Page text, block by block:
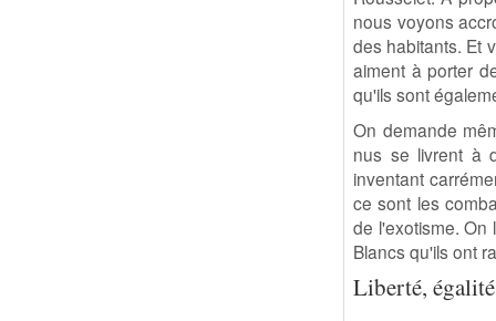
nous voyons
des habitants. Et
aiment à porter
qu'ils sont
On demande
nus se livrent à
inventant
ce sont les
de l'exotisme.
Blancs qu'ils ont
Liberté,